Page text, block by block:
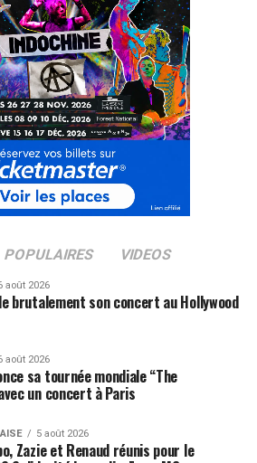
POPULAIRES VIDEOS
août 2026
brutalement son concert au Hollywood
août 2026
sa tournée mondiale “The
un concert à Paris
5 août 2026
Zazie et Renaud réunis pour le